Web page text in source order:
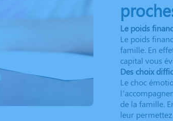
Le poids
Le poids
famille. En
capital vous
Des choix
Le choc
de la famille.
leur